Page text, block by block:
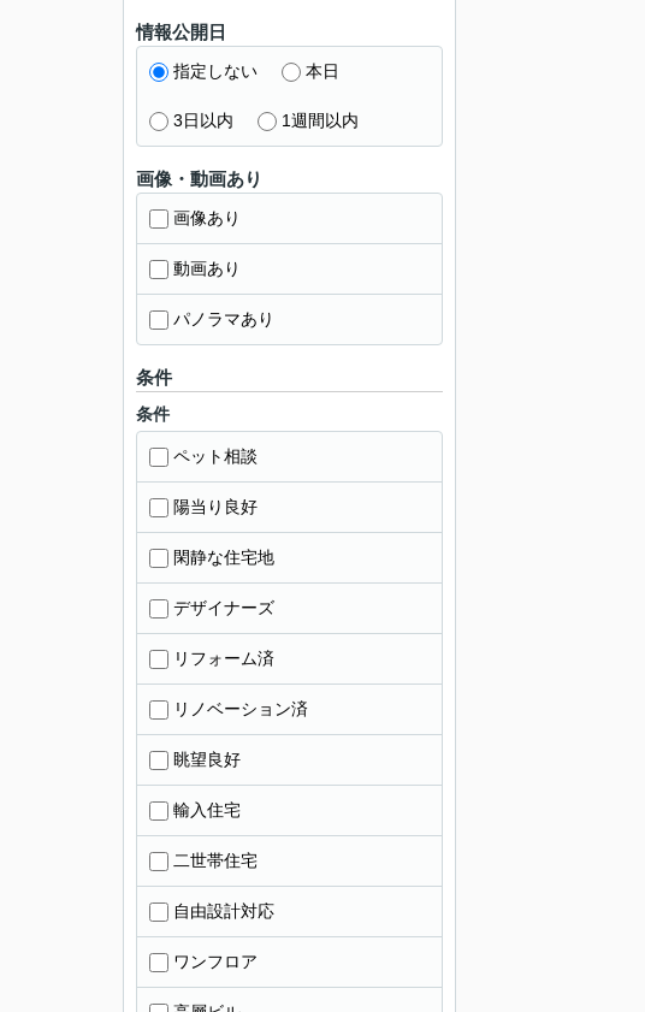
情報公開日
指定しない 本日
3日以内 1週間以内
画像・動画あり
画像あり
動画あり
パノラマあり
条件
条件
ペット相談
陽当り良好
閑静な住宅地
デザイナーズ
リフォーム済
リノベーション済
眺望良好
輸入住宅
二世帯住宅
自由設計対応
ワンフロア